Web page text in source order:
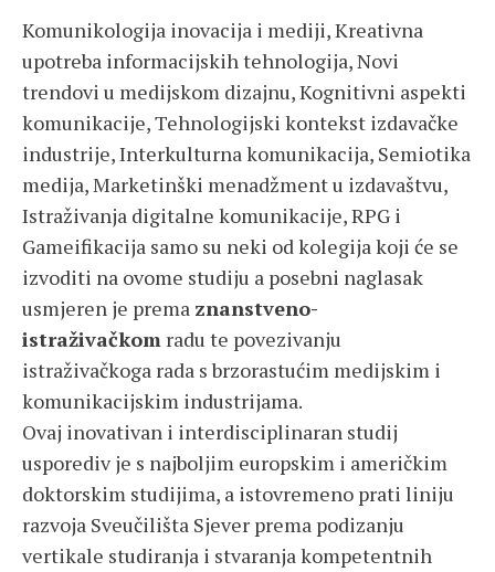
Komunikologija inovacija i mediji, Kreativna
upotreba informacijskih tehnologija, Novi
trendovi u medijskom dizajnu, Kognitivni aspekti
komunikacije, Tehnologijski kontekst izdavačke
industrije, Interkulturna komunikacija, Semiotika
medija, Marketinški menadžment u izdavaštvu,
Istraživanja digitalne komunikacije, RPG i
Gameifikacija samo su neki od kolegija koji će se
izvoditi na ovome studiju a posebni naglasak
usmjeren je prema znanstveno-
istraživačkom radu te povezivanju
istraživačkoga rada s brzorastućim medijskim i
komunikacijskim industrijama.
Ovaj inovativan i interdisciplinaran studij
usporediv je s najboljim europskim i američkim
doktorskim studijima, a istovremeno prati liniju
razvoja Sveučilišta Sjever prema podizanju
vertikale studiranja i stvaranja kompetentnih